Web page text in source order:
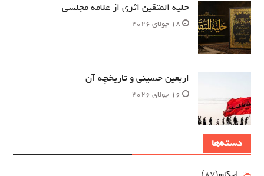
حلیه المتقین اثری از علامه مجلسی
18 جولای 2026
اربعین حسینی و تاریخچه آن
16 جولای 2026
دسته‌ها